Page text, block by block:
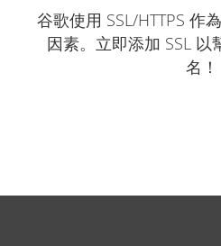
谷歌使用 SSL/HTTPS 作
因素。立即添加 SSL
名！